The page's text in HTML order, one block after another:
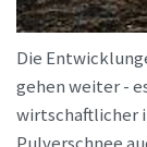
Die
gehen weiter -
wirtschaftlicher